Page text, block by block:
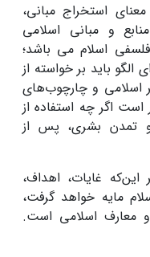
استخراج مبانی،
و مبانی اسلامی
اسلام می باشد؛
باید بر خواسته از
اسلامی و چارچوب‌های
است اگر چه استفاده از
تمدن بشری، پس از
غایات، اهداف،
مایه خواهد گرفت،
معارف اسلامی است.